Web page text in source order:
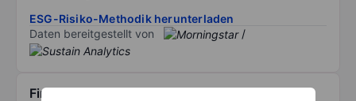
ESG-Risiko-Methodik herunterladen
Daten bereitgestellt von
/
Finanzdaten